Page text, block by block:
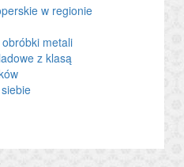
w regionie
metali
z klasą